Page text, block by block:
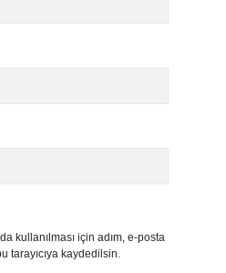
kullanılması için adım, e-posta
tarayıcıya kaydedilsin.